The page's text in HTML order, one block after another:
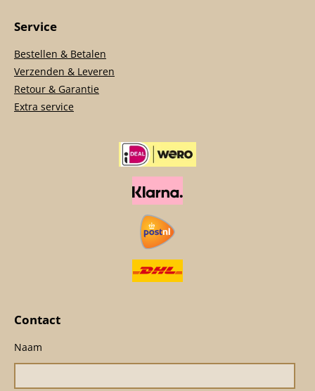
Service
Bestellen & Betalen
Verzenden & Leveren
Retour & Garantie
Extra service
Contact
Naam